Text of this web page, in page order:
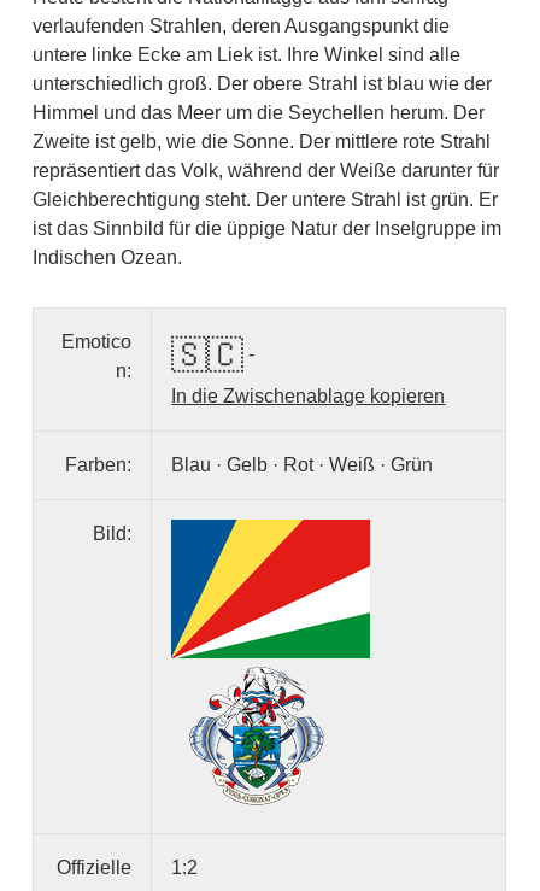
verlaufenden Strahlen, deren Ausgangspunkt die
untere linke Ecke am Liek ist. Ihre Winkel sind alle
unterschiedlich groß. Der obere Strahl ist blau wie der
Himmel und das Meer um die Seychellen herum. Der
Zweite ist gelb, wie die Sonne. Der mittlere rote Strahl
repräsentiert das Volk, während der Weiße darunter für
Gleichberechtigung steht. Der untere Strahl ist grün. Er
ist das Sinnbild für die üppige Natur der Inselgruppe im
Indischen Ozean.
Emotico
n:
🇸🇨 -
In die Zwischenablage kopieren
Farben: Blau · Gelb · Rot · Weiß · Grün
Bild:
Offizielle
1:2